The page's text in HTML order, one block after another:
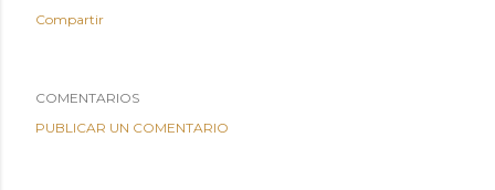
Compartir
COMENTARIOS
PUBLICAR UN COMENTARIO